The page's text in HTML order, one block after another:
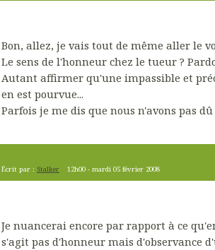
Bon, allez, je vais tout de même aller le
Le sens de l'honneur chez le tueur ?
Autant affirmer qu'une impassible et
en est pourvue...
Parfois je me dis que nous n'avons pas
Écrit par : Stalker 12h00 -mardi 05 février 2008
Je nuancerai encore par rapport à ce
s'agit pas d'honneur mais d'observance